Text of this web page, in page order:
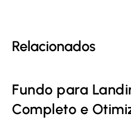
Relacionados
Fundo para
Completo e